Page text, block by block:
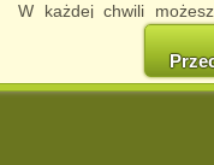
W każdej chwili
cookies w swojej
w naszej
http://chomikuj.pl/